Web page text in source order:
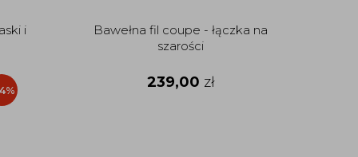
i
Bawełna fil coupe - łączka na
szarości
239,00 zł